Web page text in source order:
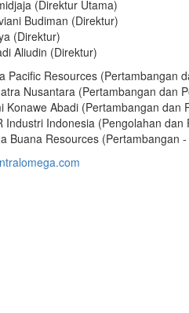
(Direktur Utama)
Budiman (Direktur)
(Direktur)
Aliudin (Direktur)
Pacific Resources (Pertambangan
Nusantara (Pertambangan dan
Konawe Abadi (Pertambangan
Industri Indonesia (Pengolahan
Buana Resources (Pertambangan